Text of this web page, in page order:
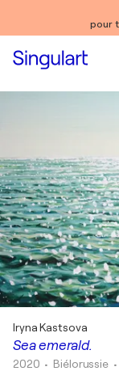
pour
Sea emerald.
Iryna Kastsova
2020 • Biélorussie •